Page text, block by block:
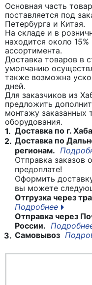
Основная часть
поставляется под
Петербурга и Китая.
На складе и в
находится около
ассортимента.
Доставка товаров в
умолчанию
также возможна
дней.
Для заказчиков из
предложить
монтажу заказанных
оборудования.
1. Доставка по г.
2. Доставка по
регионам.
Отправка заказов
предоплате!
Оформить
вы можете
Отгрузка через
Подробнее
Отправка через
России.
3. Самовывоз